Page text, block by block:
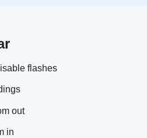
toolbar
flashes
out
in